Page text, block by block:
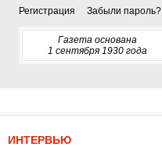
Регистрация Забыли пароль?
Газета основана
1 сентября 1930 года
ИНТЕРВЬЮ